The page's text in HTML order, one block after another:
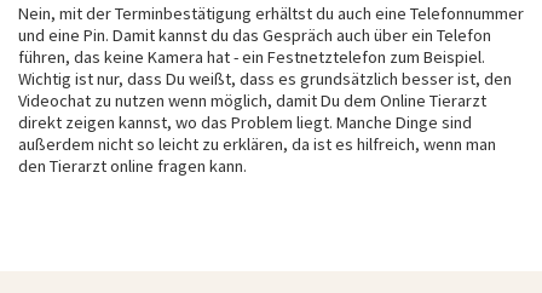
Nein, mit der Terminbestätigung erhältst du auch eine Telefonnummer
und eine Pin. Damit kannst du das Gespräch auch über ein Telefon
führen, das keine Kamera hat - ein Festnetztelefon zum Beispiel.
Wichtig ist nur, dass Du weißt, dass es grundsätzlich besser ist, den
Videochat zu nutzen wenn möglich, damit Du dem Online Tierarzt
direkt zeigen kannst, wo das Problem liegt. Manche Dinge sind
außerdem nicht so leicht zu erklären, da ist es hilfreich, wenn man
den Tierarzt online fragen kann.